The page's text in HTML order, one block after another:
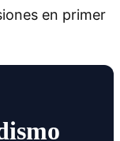
en primer